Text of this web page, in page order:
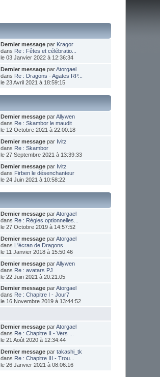
Dernier messagepar Kragor
dans Re : Fêtes et célébratio...
le 03 Janvier 2022 à 12:36:34
Dernier messageparAtorgael
dans Re : Dragons - Agates RP...
le 23 Avril 2021 à 18:59:15
Dernier messageparAllywen
dans Re : Skambor le maudit
le 12 Octobre 2021 à 22:00:18
Dernier messagepar Ivitz
dans Re : Skambor
le 27 Septembre 2021 à 13:39:33
Dernier messagepar Ivitz
dans Firben le désenchanteur
le 24 Juin 2021 à 10:58:22
Dernier messageparAtorgael
dans Re : Régles optionnelles...
le 27 Octobre 2019 à 14:57:52
Dernier messageparAtorgael
dans L'écran de Dragons
le 11 Janvier 2018 à 15:50:46
Dernier messageparAllywen
dans Re : avatars PJ
le 22 Juin 2021 à 20:21:05
Dernier messageparAtorgael
dans Re : Chapitre I - Jour7
le 16 Novembre 2019 à 13:44:52
Dernier messageparAtorgael
dans Re : Chapitre II - Vers ...
le 21 Août 2020 à 12:34:44
Dernier messagepar takashi_tk
dans Re : Chapitre III - Trou...
le 26 Janvier 2021 à 08:06:16